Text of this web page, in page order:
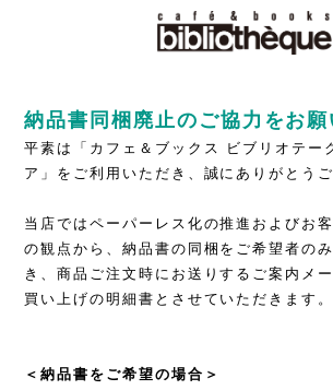
納品書同梱廃止のご協力をお
平素は「カフェ＆ブックス ビブリオテー
ア」をご利用いただき、誠にありがとうご
当店ではペーパーレス化の推進およびお
の観点から、納品書の同梱をご希望者の
き、商品ご注文時にお送りするご案内メ
買い上げの明細書とさせていただきます。
＜納品書をご希望の場合＞